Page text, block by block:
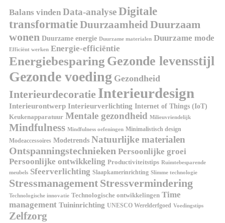
Balans vinden Data-analyseDigitale
transformatieDuurzaamheidDuurzaam
wonen Duurzame energie Duurzame materialen Duurzame mode
Efficiënt werken Energie-efficiëntie
Energiebesparing Gezonde levensstijl
Gezonde voeding Gezondheid
Interieurdecoratie Interieurdesign
Interieurontwerp Interieurverlichting Internet of Things (IoT)
Keukenapparatuur Mentale gezondheid Milieuvriendelijk
Mindfulness Mindfulness oefeningen Minimalistisch design
Modeaccessoires Modetrends Natuurlijke materialen
Ontspanningstechnieken Persoonlijke groei
Persoonlijke ontwikkeling Productiviteitstips Ruimtebesparende
meubels Sfeerverlichting Slaapkamerinrichting Slimme technologie
Stressmanagement Stressvermindering
Technologische innovatie Technologische ontwikkelingen Time
management Tuininrichting UNESCO Werelderfgoed Voedingstips
Zelfzorg